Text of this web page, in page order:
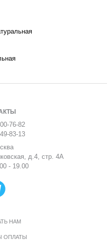
76-82
83-13
д.4, стр. 4А
- 19.00
НАМ
ОПЛАТЫ